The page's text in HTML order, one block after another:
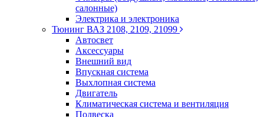
салонные)
Электрика и электроника
Тюнинг ВАЗ 2108, 2109, 21099
Автосвет
Аксессуары
Внешний вид
Впускная система
Выхлопная система
Двигатель
Климатическая система и вентиляция
Подвеска